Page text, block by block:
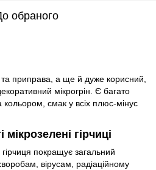
обраного
та приправа, а ще й дуже корисний,
мікрогрін. Є багато
кольором, смак у всіх плюс-мінус
гірчиці
покращує загальний
вірусам, радіаційному